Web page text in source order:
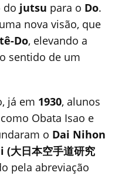
do jutsu para o Do.
nova visão, que
Do, elevando a
sentido de um
já em 1930, alunos
Obata Isao e
o Dai Nihon
大日本空手道研究
pela abreviação